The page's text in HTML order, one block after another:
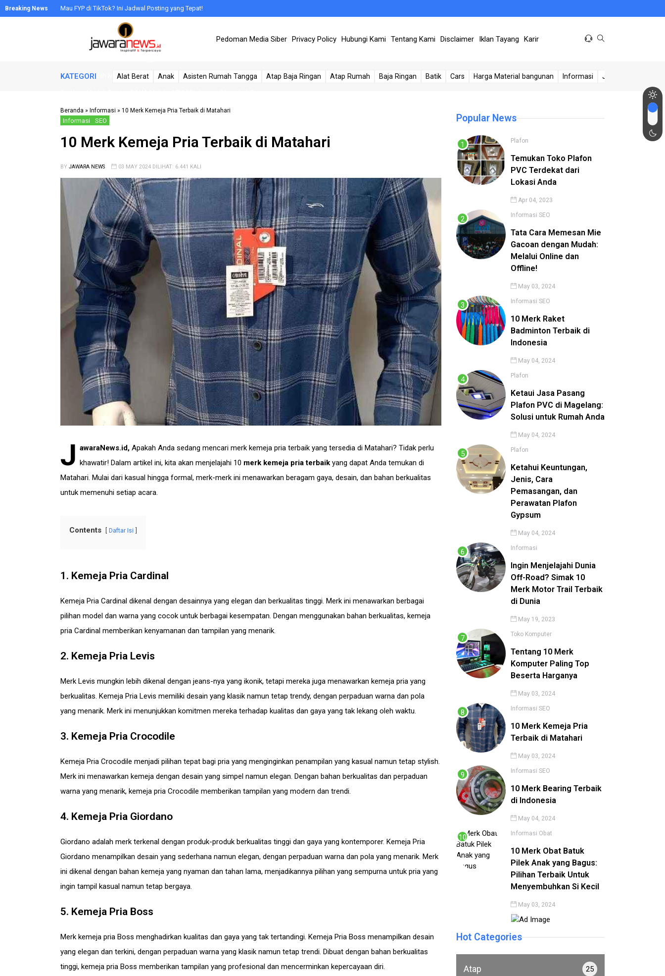
Mau FYP di TikTok? Ini Jadwal Posting yang Tepat!
Toko Alat Kesehatan Paling Top di Jakarta: 10 Pilihan Terbaik
Biaya Pasang Plafon per Meter: Ungkap Rahasianya!
Langkah Mudah Mengambil Uang dari ATM BNI: Panduan Praktis
Trik Jitu Mengisi Voucher XL Xtra Combo Lite: Panduan Terbaru yang Harus Kamu Coba
Meningkatkan Kepercayaan Konsumen dengan Program Loyalitas Pelanggan
Pilihan 10 Merk Kabel Listrik Terbaik di Indonesia: Tangguh dan Aman untuk Setiap Instalasi
Pedoman Media Siber Privacy Policy Hubungi Kami Tentang Kami Disclaimer Iklan Tayang Karir
KATEGORI Alat Berat Anak Asisten Rumah Tangga Atap Baja Ringan Atap Rumah Baja Ringan Batik Cars Harga Material bangunan Informasi Jasa Sumur
Beranda » Informasi » 10 Merk Kemeja Pria Terbaik di Matahari
Informasi SEO
10 Merk Kemeja Pria Terbaik di Matahari
BY JAWARA NEWS 03 MAY 2024 DILIHAT: 6.441 KALI
J awaraNews.id, Apakah Anda sedang mencari merk kemeja pria terbaik yang tersedia di Matahari? Tidak perlu
khawatir! Dalam artikel ini, kita akan menjelajahi 10 merk kemeja pria terbaik yang dapat Anda temukan di
Matahari. Mulai dari kasual hingga formal, merk-merk ini menawarkan beragam gaya, desain, dan bahan berkualitas
untuk memenuhi setiap acara.
Contents Daftar Isi
1. Kemeja Pria Cardinal
Kemeja Pria Cardinal dikenal dengan desainnya yang elegan dan berkualitas tinggi. Merk ini menawarkan berbagai
pilihan model dan warna yang cocok untuk berbagai kesempatan. Dengan menggunakan bahan berkualitas, kemeja
pria Cardinal memberikan kenyamanan dan tampilan yang menarik.
2. Kemeja Pria Levis
Merk Levis mungkin lebih dikenal dengan jeans-nya yang ikonik, tetapi mereka juga menawarkan kemeja pria yang
berkualitas. Kemeja Pria Levis memiliki desain yang klasik namun tetap trendy, dengan perpaduan warna dan pola
yang menarik. Merk ini menunjukkan komitmen mereka terhadap kualitas dan gaya yang tak lekang oleh waktu.
3. Kemeja Pria Crocodile
Kemeja Pria Crocodile menjadi pilihan tepat bagi pria yang menginginkan penampilan yang kasual namun tetap stylish.
Merk ini menawarkan kemeja dengan desain yang simpel namun elegan. Dengan bahan berkualitas dan perpaduan
warna yang menarik, kemeja pria Crocodile memberikan tampilan yang modern dan trendi.
4. Kemeja Pria Giordano
Giordano adalah merk terkenal dengan produk-produk berkualitas tinggi dan gaya yang kontemporer. Kemeja Pria
Giordano menampilkan desain yang sederhana namun elegan, dengan perpaduan warna dan pola yang menarik. Merk
ini dikenal dengan bahan kemeja yang nyaman dan tahan lama, menjadikannya pilihan yang sempurna untuk pria yang
ingin tampil kasual namun tetap bergaya.
5. Kemeja Pria Boss
Merk kemeja pria Boss menghadirkan kualitas dan gaya yang tak tertandingi. Kemeja Pria Boss menampilkan desain
yang elegan dan terkini, dengan perpaduan warna yang klasik namun tetap trendi. Dibuat dengan bahan berkualitas
tinggi, kemeja pria Boss memberikan tampilan yang profesional dan mencerminkan kepercayaan diri.
Popular News
Plafon
Temukan Toko Plafon
PVC Terdekat dari
Lokasi Anda
Apr 04, 2023
Informasi SEO
Tata Cara Memesan Mie
Gacoan dengan Mudah:
Melalui Online dan
Offline!
May 03, 2024
Informasi SEO
10 Merk Raket
Badminton Terbaik di
Indonesia
May 04, 2024
Plafon
Ketaui Jasa Pasang
Plafon PVC di Magelang:
Solusi untuk Rumah Anda
May 04, 2024
Plafon
Ketahui Keuntungan,
Jenis, Cara
Pemasangan, dan
Perawatan Plafon
Gypsum
May 04, 2024
Informasi
Ingin Menjelajahi Dunia
Off-Road? Simak 10
Merk Motor Trail Terbaik
di Dunia
May 19, 2023
Toko Komputer
Tentang 10 Merk
Komputer Paling Top
Beserta Harganya
May 03, 2024
Informasi SEO
10 Merk Kemeja Pria
Terbaik di Matahari
May 03, 2024
Informasi SEO
10 Merk Bearing Terbaik
di Indonesia
May 04, 2024
Informasi Obat
10 Merk Obat Batuk
Pilek Anak yang Bagus:
Pilihan Terbaik Untuk
Menyembuhkan Si Kecil
May 03, 2024
Hot Categories
Atap
25